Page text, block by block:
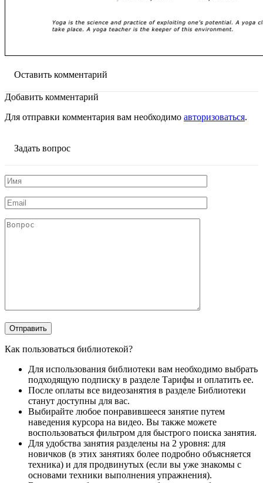
Оставить комментарий
Добавить комментарий
Для отправки комментария вам необходимо авторизоваться.
Задать вопрос
Как пользоваться библиотекой?
Для использования библиотеки вам необходимо выбрать
подходящую подписку в разделе Тарифы и оплатить ее.
После оплаты все видеозанятия в разделе Библиотеки
станут доступны для вас.
Выбирайте любое понравившееся занятие путем
наведения курсора на видео. Вы также можете
воспользоваться фильтром для быстрого поиска занятия.
Для удобства занятия разделены на 2 уровня: для
новичков (в этих занятиях более подробно объясняется
техника) и для продвинутых (если вы уже знакомы с
основами техники выполнения упражнения).